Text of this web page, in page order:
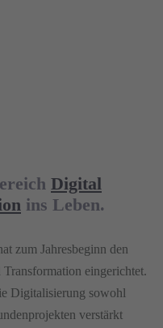
Digital
ins Leben.
zum Jahresbeginn den
eingerichtet.
Digitalisierung sowohl
verstärkt